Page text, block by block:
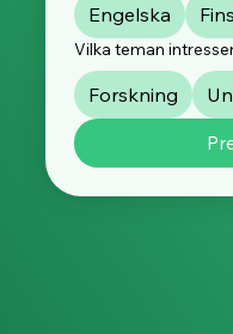
Engelska
Vilka teman
Forskning